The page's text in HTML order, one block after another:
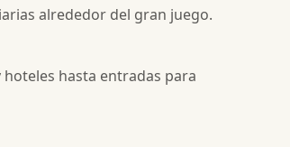
alrededor del gran juego.
hasta entradas para